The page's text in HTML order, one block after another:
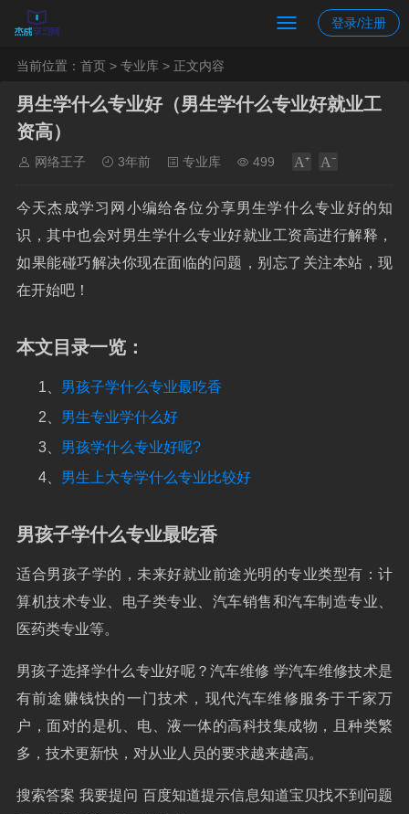
登录/注册
当前位置： 首页 > 专业库 > 正文内容
男生学什么专业好（男生学什么专业好就业工
资高）
网络王子 3年前 专业库 499
今天杰成学习网小编给各位分享男生学什么专业好的知
识，其中也会对男生学什么专业好就业工资高进行解释，
如果能碰巧解决你现在面临的问题，别忘了关注本站，现
在开始吧！
本文目录一览：
1、 男孩子学什么专业最吃香
2、 男生专业学什么好
3、 男孩学什么专业好呢?
4、 男生上大专学什么专业比较好
男孩子学什么专业最吃香
适合男孩子学的，未来好就业前途光明的专业类型有：计
算机技术专业、电子类专业、汽车销售和汽车制造专业、
医药类专业等。
男孩子选择学什么专业好呢？汽车维修 学汽车维修技术是
有前途赚钱快的一门技术，现代汽车维修服务于千家万
户，面对的是机、电、液一体的高科技集成物，且种类繁
多，技术更新快，对从业人员的要求越来越高。
搜索答案 我要提问 百度知道提示信息知道宝贝找不到问题